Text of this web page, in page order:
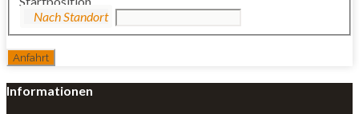
Informationen